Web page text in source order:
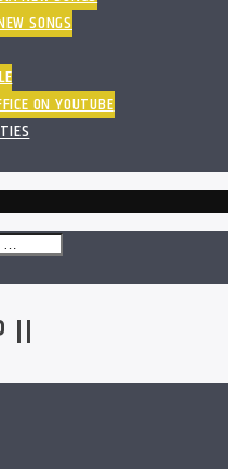
SONGS
ON YOUTUBE
II